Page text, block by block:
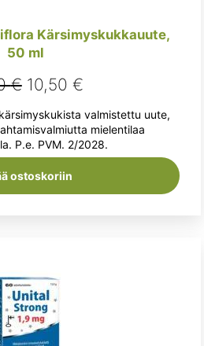
Kärsimyskukkauute,
50 ml
€ Alkuperäinen
hinta
oli:
11,60 €.
10,50 €Nykyinen
hinta
on:
10,50 €.
valmistettu uute,
mielentilaa
P.e. PVM. 2/2028.
ostoskoriin